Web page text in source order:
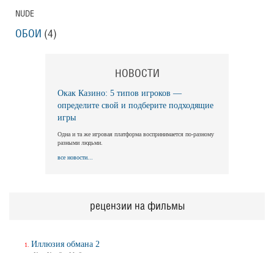
Балерина
Ballerina
Трейлер (на русском)
NUDE
ОБОИ (4)
НОВОСТИ
Окак Казино: 5 типов игроков —
определите свой и подберите подходящие
игры
Одна и та же игровая платформа воспринимается по-разному
разными людьми.
все новости...
рецензии на фильмы
Иллюзия обмана 2